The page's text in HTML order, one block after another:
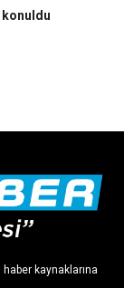
konuldu
kaynaklarına